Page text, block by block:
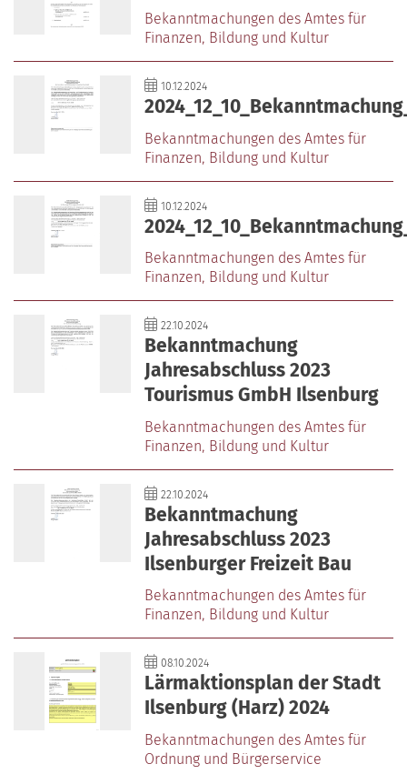
Bekanntmachungen des Amtes für
Finanzen‚ Bildung und Kultur
10.12.2024
Bekanntmachungen des Amtes für
Finanzen‚ Bildung und Kultur
10.12.2024
Bekanntmachungen des Amtes für
Finanzen‚ Bildung und Kultur
22.10.2024
Bekanntmachung
Jahresabschluss 2023
Tourismus GmbH Ilsenburg
Bekanntmachungen des Amtes für
Finanzen‚ Bildung und Kultur
22.10.2024
Bekanntmachung
Jahresabschluss 2023
Ilsenburger Freizeit Bau
Bekanntmachungen des Amtes für
Finanzen‚ Bildung und Kultur
08.10.2024
Lärmaktionsplan der Stadt
Ilsenburg (Harz) 2024
Bekanntmachungen des Amtes für
Ordnung und Bürgerservice